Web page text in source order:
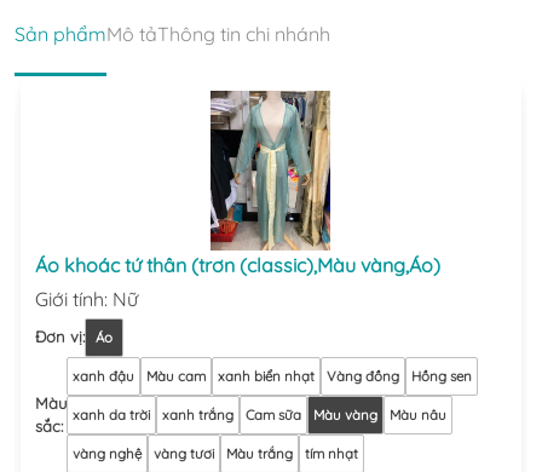
Sản phẩmMô tảThông tin chi nhánh
Áo khoác tứ thân (trơn (classic),Màu vàng,Áo)
Giới tính: Nữ
Đơn vị: Áo
Màu
sắc:
xanh đậu Màu cam xanh biển nhạt Vàng đồng Hồng sen
xanh da trời xanh trắng Cam sữa Màu vàng Màu nâu
vàng nghệ vàng tươi Màu trắng tím nhạt